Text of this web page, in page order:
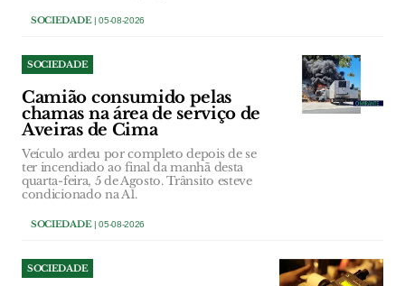
SOCIEDADE| 05-08-2026
SOCIEDADE
Camião consumido pelas
chamas na área de serviço de
Aveiras de Cima
Veículo ardeu por completo depois de se
ter incendiado ao final da manhã desta
quarta-feira, 5 de Agosto. Trânsito esteve
condicionado na A1.
SOCIEDADE| 05-08-2026
SOCIEDADE